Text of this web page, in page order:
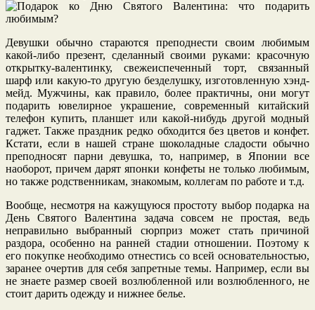
Девушки обычно стараются преподнести своим любимым
какой-либо презент, сделанный своими руками: красочную
открытку-валентинку, свежеиспеченный торт, связанный
шарф или какую-то другую безделушку, изготовленную хэнд-
мейд. Мужчины, как правило, более практичны, они могут
подарить ювелирное украшение, современный китайский
телефон купить, планшет или какой-нибудь другой модный
гаджет. Также праздник редко обходится без цветов и конфет.
Кстати, если в нашей стране шоколадные сладости обычно
преподносят парни девушка, то, например, в Японии все
наоборот, причем дарят японки конфеты не только любимым,
но также родственникам, знакомым, коллегам по работе и т.д.
Вообще, несмотря на кажущуюся простоту выбор подарка на
День Святого Валентина задача совсем не простая, ведь
неправильно выбранный сюрприз может стать причиной
раздора, особенно на ранней стадии отношении. Поэтому к
его покупке необходимо отнестись со всей основательностью,
заранее очертив для себя запретные темы. Например, если вы
не знаете размер своей возлюбленной или возлюбленного, не
стоит дарить одежду и нижнее белье.